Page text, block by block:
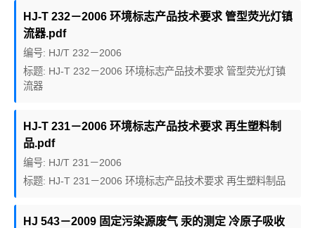
HJ-T 232－2006 环境标志产品技术要求 管型荧光灯镇
流器.pdf
编号: HJ/T 232－2006
标题: HJ-T 232－2006 环境标志产品技术要求 管型荧光灯镇
流器
HJ-T 231－2006 环境标志产品技术要求 再生塑料制
品.pdf
编号: HJ/T 231－2006
标题: HJ-T 231－2006 环境标志产品技术要求 再生塑料制品
HJ 543－2009 固定污染源废气 汞的测定 冷原子吸收